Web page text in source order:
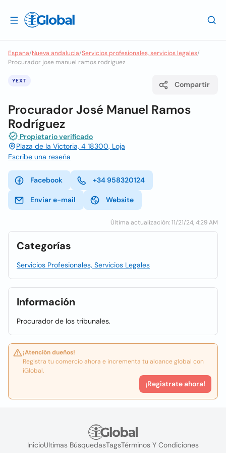
Espana/Nueva andalucia/Servicios profesionales, servicios legales/
Procurador jose manuel ramos rodriguez
YEXT Compartir
Procurador José Manuel Ramos
Rodríguez
Propietario verificado
Plaza de la Victoria, 4 18300, Loja
Escribe una reseña
Facebook +34 958320124
Enviar e-mail Website
Última actualización: 11/21/24, 4:29 AM
Categorías
Servicios Profesionales, Servicios Legales
Información
Procurador de los tribunales.
¡Atención dueños!
Registra tu comercio ahora e incrementa tu alcance global con
iGlobal.
¡Registrate ahora!
InicioUltimas BúsquedasTagsTérminos Y Condiciones